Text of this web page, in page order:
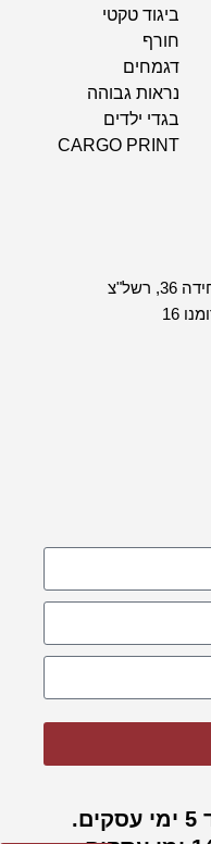
ביגוד טקטי
חורף
דגמחים
נראות גבוהה
בגדי ילדים
CARGO PRINT
משלוח לכל הערים עד 5 ימי עסקים.